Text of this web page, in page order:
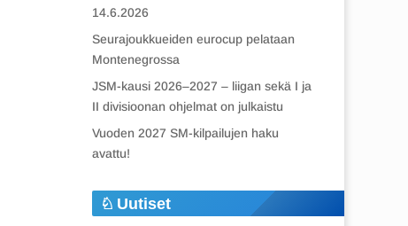
14.6.2026
Seurajoukkueiden eurocup pelataan
Montenegrossa
JSM-kausi 2026–2027 – liigan sekä I ja
II divisioonan ohjelmat on julkaistu
Vuoden 2027 SM-kilpailujen haku
avattu!
Uutiset